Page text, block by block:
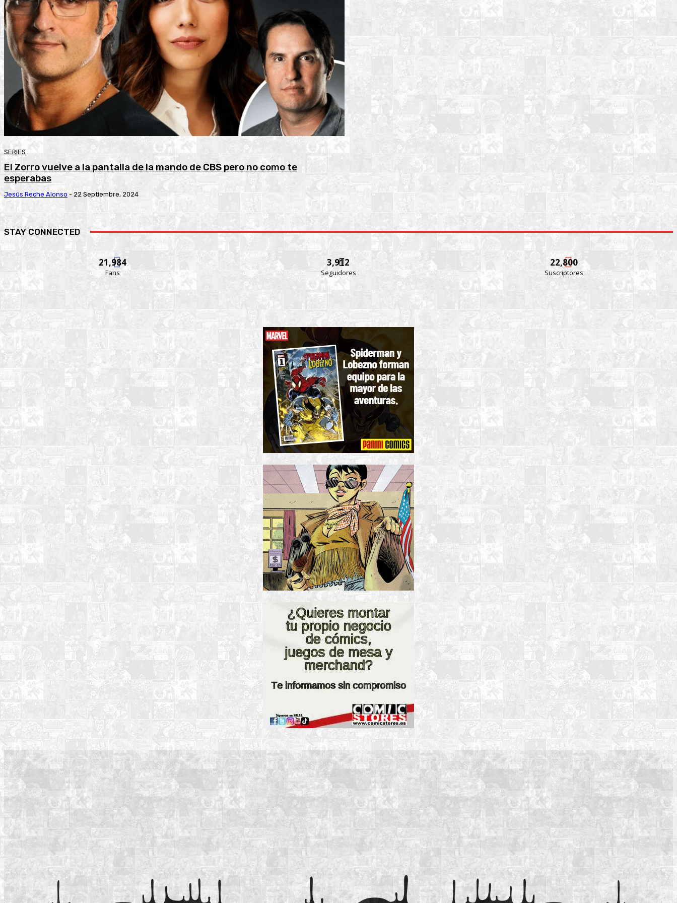
SERIES
El Zorro vuelve a la pantalla de la mando de CBS pero no como te
esperabas
Jesús Reche Alonso - 22 Septiembre, 2024
STAY CONNECTED
21,984
Fans
3,912
Seguidores
22,800
Suscriptores